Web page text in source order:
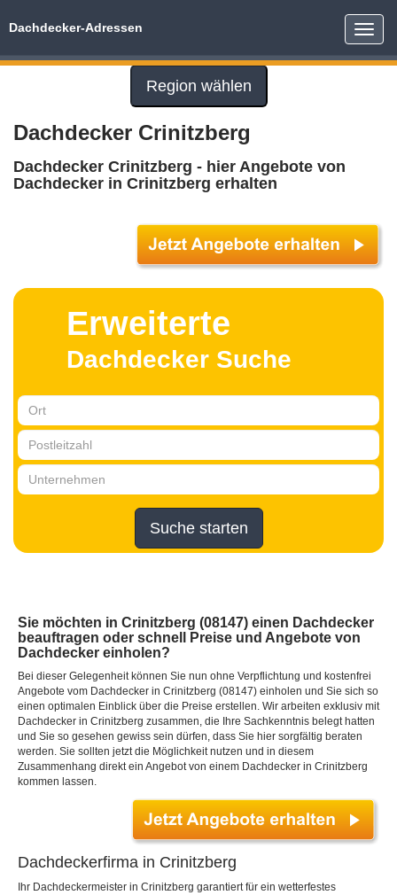
Toggle
Dachdecker-Adressen
Region wählen
Dachdecker Crinitzberg
Dachdecker Crinitzberg - hier Angebote von
Dachdecker in Crinitzberg erhalten
Erweiterte
Dachdecker Suche
Suche starten
Sie möchten in Crinitzberg (08147) einen Dachdecker
beauftragen oder schnell Preise und Angebote von
Dachdecker einholen?
Bei dieser Gelegenheit können Sie nun ohne Verpflichtung und kostenfrei
Angebote vom Dachdecker in Crinitzberg (08147) einholen und Sie sich so
einen optimalen Einblick über die Preise erstellen. Wir arbeiten exklusiv mit
Dachdecker in Crinitzberg zusammen, die Ihre Sachkenntnis belegt hatten
und Sie so gesehen gewiss sein dürfen, dass Sie hier sorgfältig beraten
werden. Sie sollten jetzt die Möglichkeit nutzen und in diesem
Zusammenhang direkt ein Angebot von einem Dachdecker in Crinitzberg
kommen lassen.
Dachdeckerfirma in Crinitzberg
Ihr Dachdeckermeister in Crinitzberg garantiert für ein wetterfestes